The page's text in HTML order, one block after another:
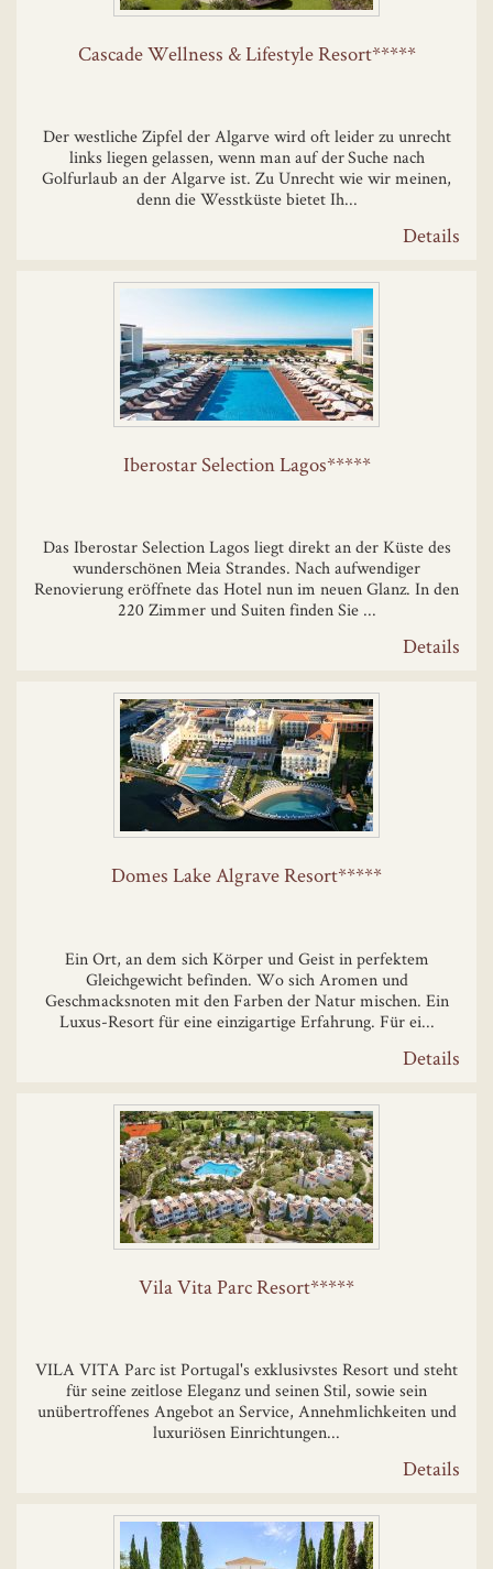
Cascade Wellness & Lifestyle Resort*****
Der westliche Zipfel der Algarve wird oft leider zu unrecht
links liegen gelassen, wenn man auf der Suche nach
Golfurlaub an der Algarve ist. Zu Unrecht wie wir meinen,
denn die Wesstküste bietet Ih...
Details
Iberostar Selection Lagos*****
Das Iberostar Selection Lagos liegt direkt an der Küste des
wunderschönen Meia Strandes. Nach aufwendiger
Renovierung eröffnete das Hotel nun im neuen Glanz. In den
220 Zimmer und Suiten finden Sie ...
Details
Domes Lake Algrave Resort*****
Ein Ort, an dem sich Körper und Geist in perfektem
Gleichgewicht befinden. Wo sich Aromen und
Geschmacksnoten mit den Farben der Natur mischen. Ein
Luxus-Resort für eine einzigartige Erfahrung. Für ei...
Details
Vila Vita Parc Resort*****
VILA VITA Parc ist Portugal's exklusivstes Resort und steht
für seine zeitlose Eleganz und seinen Stil, sowie sein
unübertroffenes Angebot an Service, Annehmlichkeiten und
luxuriösen Einrichtungen...
Details